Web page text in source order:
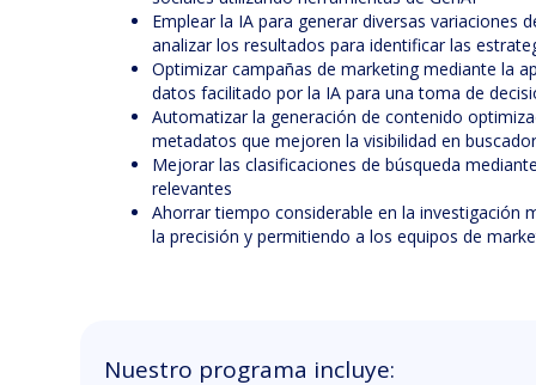
Emplear la IA para generar diversas variaciones
analizar los resultados para identificar las
Optimizar campañas de marketing mediante la
datos facilitado por la IA para una toma de
Automatizar la generación de contenido
metadatos que mejoren la visibilidad en
Mejorar las clasificaciones de búsqueda
relevantes
Ahorrar tiempo considerable en la investigación
la precisión y permitiendo a los equipos de
Nuestro programa incluye: